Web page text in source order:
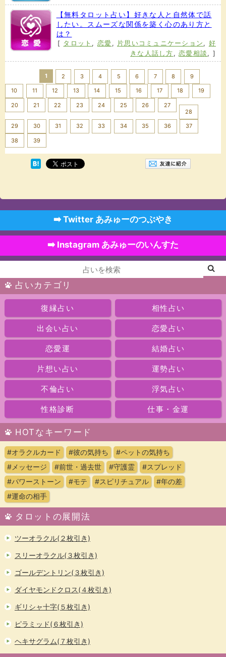
【無料タロット占い】好きな人と自然体で話
したい。スムーズな関係を築く心のあり方と
は？
[ タロット ,恋愛 , 片思いコミュニケーション , 好
きな人話し方 ,恋愛相談 , ]
1 2 3 4 5 6 7 8 9
10 11 12 13 14 15 16 17 18 19
20 21 22 23 24 25 26
27
28
29 30 31 32 33 34 35 36 37
38 39
➡️ Twitter あみゅーのつぶやき
➡️ Instagram あみゅーのいんすた
占いカテゴリ
復縁占い 相性占い
出会い占い 恋愛占い
恋愛運 結婚占い
片想い占い 運勢占い
不倫占い 浮気占い
性格診断 仕事・金運
HOTなキーワード
#オラクルカード #彼の気持ち
#ペットの気持ち
#メッセージ
#前世・過去世 #守護霊
#スプレッド
#パワーストーン
#モテ #スピリチュアル
#年の差
#運命の相手
タロットの展開法
ツーオラクル(２枚引き)
スリーオラクル(３枚引き)
ゴールデントリン(３枚引き)
ダイヤモンドクロス(４枚引き)
ギリシャ十字(５枚引き)
ピラミッド(６枚引き)
ヘキサグラム(７枚引き)